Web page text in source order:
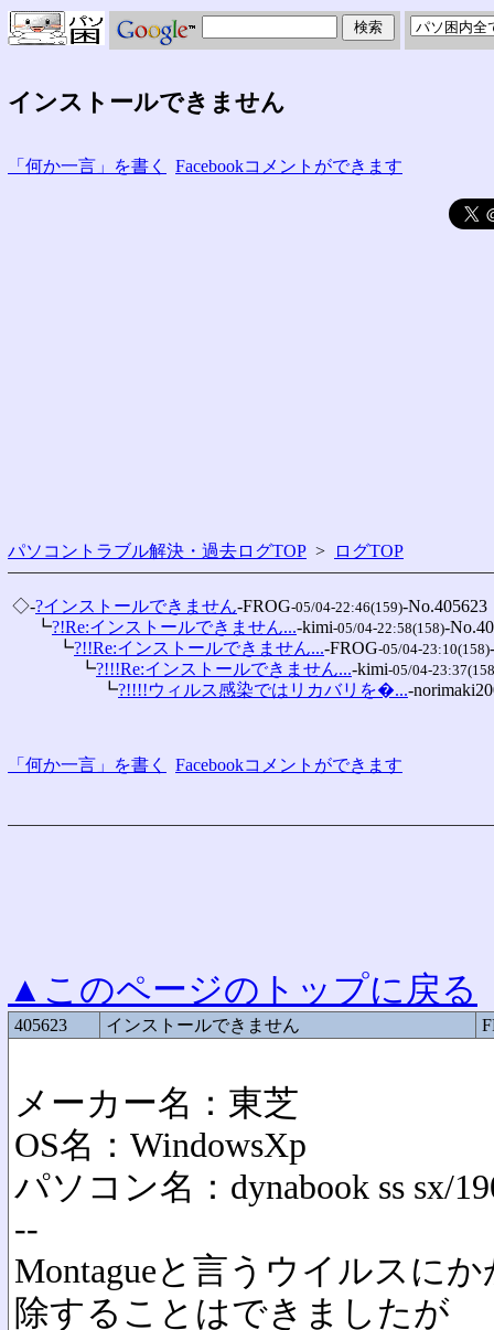
インストールできません
「何か一言」を書く Facebookコメントができます
パソコントラブル解決・過去ログTOP > ログTOP
◇-?インストールできません-FROG-05/04-22:46(159)-No.405623
┗?!Re:インストールできません...-kimi-05/04-22:58(158)-
┗?!!Re:インストールできません...-FROG-05/04-23:10(158)
┗?!!!Re:インストールできません...-kimi-05/04-
┗?!!!!ウィルス感染ではリカバリを�...-
「何か一言」を書く Facebookコメントができます
▲このページのトップに戻る
405623 インストールできません
メーカー名：東芝
OS名：WindowsXp
パソコン名：dynabook ss sx/
--
Montagueと言うウイルスに
除することはできましたが